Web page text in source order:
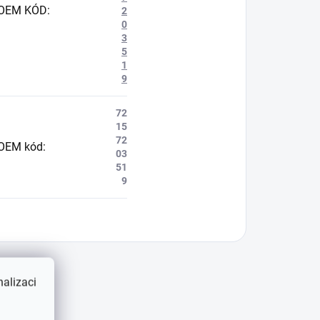
KÓD:
2
0
3
5
1
9
kód:
72
15
72
03
51
9